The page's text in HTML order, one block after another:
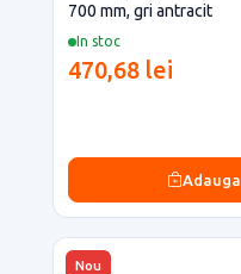
In stoc
700 mm, gri antracit
470,68 lei
Adauga
Nou